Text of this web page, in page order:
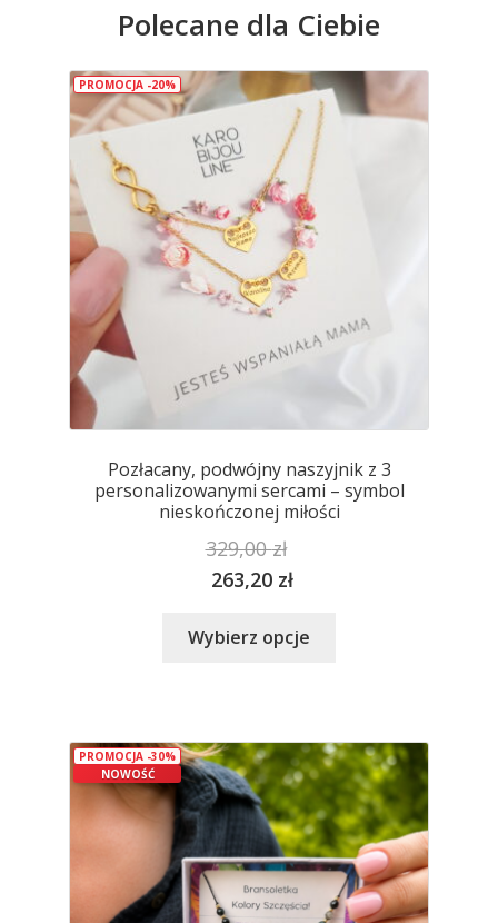
Opcje
wybrać
na
Polecane dla Ciebie
PROMOCJA -20%
Pozłacany, podwójny naszyjnik z 3
personalizowanymi sercami – symbol
nieskończonej miłości
329,00zł
263,20 zł
Wybierz opcje
wariantów.
Opcje
można
wybrać
na
stronie
produktu
NOWOŚĆ
PROMOCJA -30%